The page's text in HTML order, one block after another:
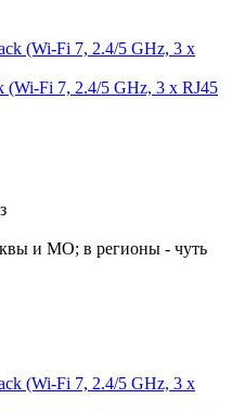
(Wi-Fi 7, 2.4/5 GHz, 3 x RJ45
и МО; в регионы - чуть